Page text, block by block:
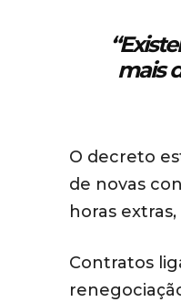
mais
O decreto
de novas
horas
Contratos